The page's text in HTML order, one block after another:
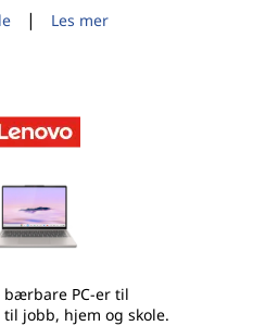
| Les mer
bærbare PC-er til
til jobb, hjem og skole.